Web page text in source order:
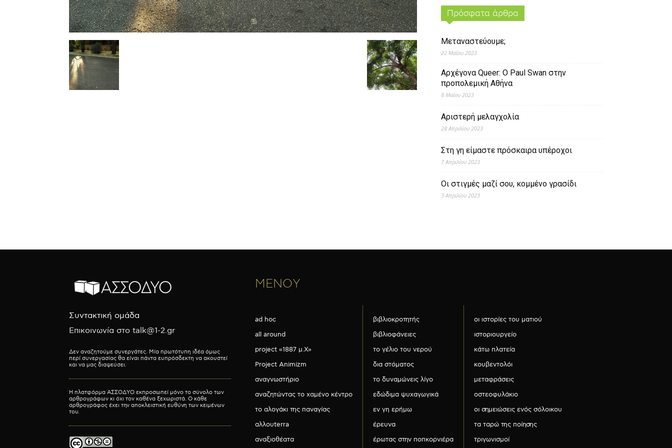
Πρόσφατα άρθρα
Μεταναστεύουμε;
22 Μαΐου 2023
Αρχέγονα Queer: O Paul Swan στην
προπολεμική Αθήνα
8 Μαΐου 2023
Αριστερή μελαγχολία
28 Απριλίου 2023
Στη γη είμαστε πρόσκαιρα υπέροχοι
7 Απριλίου 2023
Οι στιγμές μαζί σου, κομμένο γρασίδι
3 Απριλίου 2023
Συντακτική ομάδα
Επικοινωνία στο talk@1-2.gr
Δεν αναζητούμε συνεργάτες. Μία πρωτότυπη ιδέα όμως
περί συνεργασίας θα είναι πάντα ευπρόσδεκτη να ακουστεί
και να μας διαψεύσει.
Η πλατφόρμα ΑΣΣΟΔΥΟ εκπροσωπεί μόνο το σύνολο των
αρθρογράφων κι όχι τον καθένα ξεχωριστά. Ο κάθε
αρθρογράφος έχει την αποκλειστική ευθύνη των κειμένων
του.
ΜΕΝΟΥ
ad hoc
all around
project «1887 μ.Χ»
Project Animizm
αναγνωστήριο
αναζητώντας το χαμένο κέντρο
το αλογάκι της παναγίας
αλλουterra
αναξιοθέατα
βιβλιοκροτητής
βιβλιοφάνειες
το γέλιο του νερού
δια στόματος
το δυναμώνεις λίγο
εδώδιμα ψυχαγωγικά
εν γη ερήμω
έρευνα
έρωτας στην ποπκορνιέρα
οι ιστορίες του ματιού
ιστοριουργείο
κάτω πλατεία
κουβεντολόι
μεταφράσεις
οστεοφυλάκιο
οι σημειώσεις ενός σόλοικου
τα ταρώ της ποίησης
τριγωνισμοί